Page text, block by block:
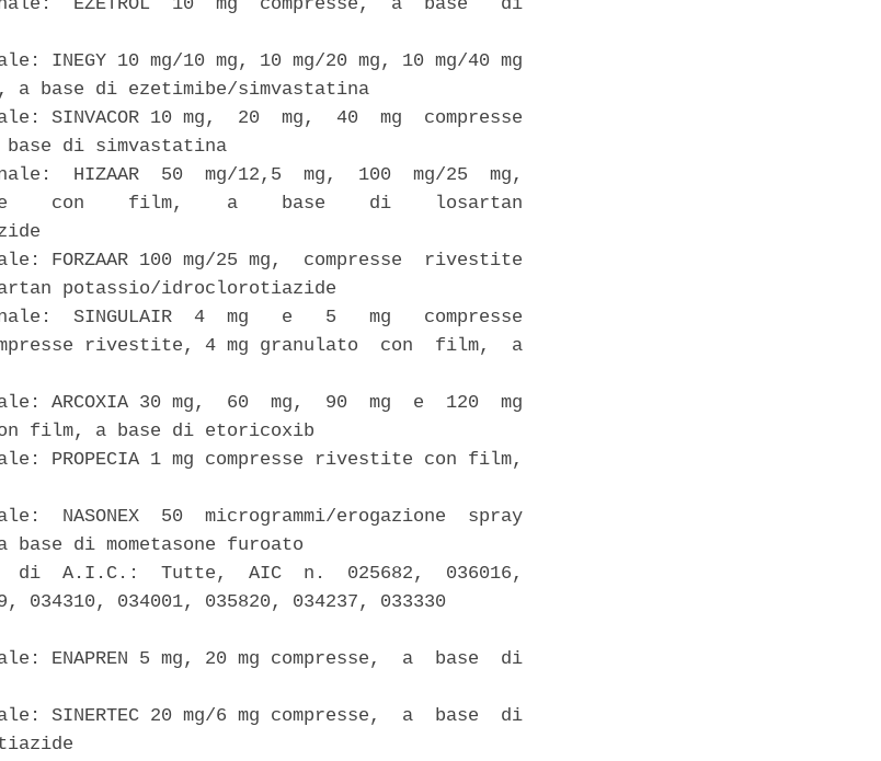
EZETROL  10  mg  compresse,  a  base   di
INEGY 10 mg/10 mg, 10 mg/20 mg, 10 mg/40 mg
a base di ezetimibe/simvastatina
SINVACOR 10 mg,  20  mg,  40  mg  compresse
di simvastatina
HIZAAR  50  mg/12,5  mg,  100  mg/25  mg,
con    film,    a    base    di    losartan
FORZAAR 100 mg/25 mg,  compresse  rivestite
potassio/idroclorotiazide
SINGULAIR  4  mg   e   5   mg   compresse
rivestite, 4 mg granulato  con  film,  a
ARCOXIA 30 mg,  60  mg,  90  mg  e  120  mg
film, a base di etoricoxib
PROPECIA 1 mg compresse rivestite con film,
NASONEX  50  microgrammi/erogazione  spray
base di mometasone furoato
di  A.I.C.:  Tutte,  AIC  n.  025682,  036016,
034310, 034001, 035820, 034237, 033330
ENAPREN 5 mg, 20 mg compresse,  a  base  di
SINERTEC 20 mg/6 mg compresse,  a  base  di